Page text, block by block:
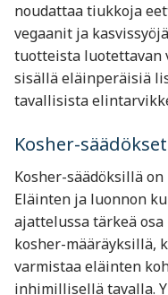
noudattaa tiukkoja
vegaanit ja
tuotteista luotettavan
sisällä eläinperäisiä
tavallisista
Kosher-
Kosher-säädöksillä
Eläinten ja luonnon
ajattelussa tärkeä
kosher-määräyksillä,
varmistaa eläinten
inhimillisellä tavalla.